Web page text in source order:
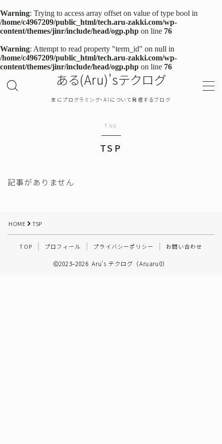
Warning: Trying to access array offset on value of type bool in
/home/c4967209/public_html/tech.aru-zakki.com/wp-
content/themes/jinr/include/head/ogp.php on line 76
Warning: Attempt to read property "term_id" on null in
/home/c4967209/public_html/tech.aru-zakki.com/wp-
content/themes/jinr/include/head/ogp.php on line 76
ある(Aru)'sテクログ
主にプログラミング・AIについて発信するブログ
MENU
TOP
プライバシーポリシー
プログラミング
その他
TAG
TSP
記事がありません
HOME TSP
TOP プロフィール プライバシーポリシー お問い合わせ
2023–2026 Aru's テクログ（Aruaru0）